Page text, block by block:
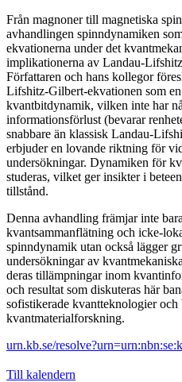
Från magnoner till magnetiska
avhandlingen spinndynamiken
ekvationerna under det
implikationerna av Landau-
Författaren och hans kollegor
Lifshitz-Gilbert-ekvationen som
kvantbitdynamik, vilken inte har
informationsförlust (bevarar
snabbare än klassisk Landau-
erbjuder en lovande riktning för
undersökningar. Dynamiken för
studeras, vilket ger insikter i
tillstånd.
Denna avhandling främjar inte
kvantsammanflätning och icke-
spinndynamik utan också lägger
undersökningar av
deras tillämpningar inom
och resultat som diskuteras här
sofistikerade kvantteknologier
kvantmaterialforskning.
urn.kb.se/
Till kalendern